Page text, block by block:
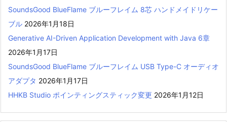
SoundsGood BlueFlame ブルーフレイム 8芯 ハンドメイドリケー
ブル 2026年1月18日
Generative AI-Driven Application Development with Java 6章
2026年1月17日
SoundsGood BlueFlame ブルーフレイム USB Type-C オーディオ
アダプタ 2026年1月17日
HHKB Studio ポインティングスティック変更 2026年1月12日